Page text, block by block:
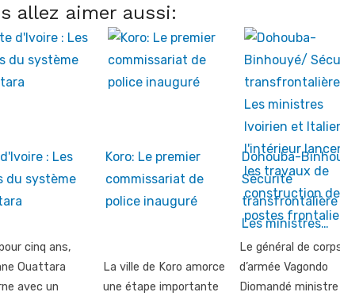
allez aimer aussi:
: Les
du système
cinq ans,
Ouattara
avec un
Koro: Le premier
commissariat de
police inauguré
La ville de Koro amorce
une étape importante
Dohouba-
Sécurité
transfrontalière
Les ministres…
Le général de
d’armée Vagondo
Diomandé ministre